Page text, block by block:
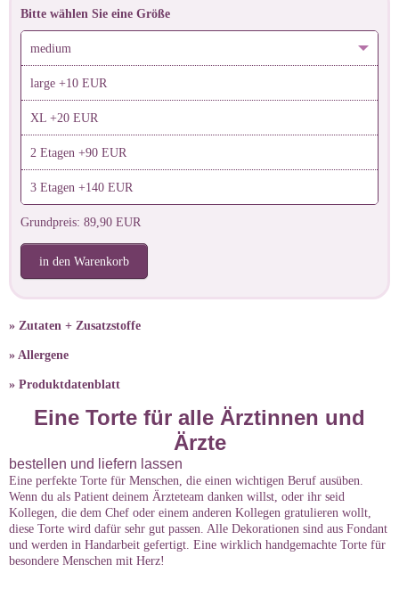
Bitte wählen Sie eine Größe
medium
large +10 EUR
XL +20 EUR
2 Etagen +90 EUR
3 Etagen +140 EUR
Grundpreis: 89,90 EUR
in den Warenkorb
» Zutaten + Zusatzstoffe
» Allergene
» Produktdatenblatt
Eine Torte für alle Ärztinnen und
Ärzte
bestellen und liefern lassen
Eine perfekte Torte für Menschen, die einen wichtigen Beruf ausüben.
Wenn du als Patient deinem Ärzteteam danken willst, oder ihr seid
Kollegen, die dem Chef oder einem anderen Kollegen gratulieren wollt,
diese Torte wird dafür sehr gut passen. Alle Dekorationen sind aus Fondant
und werden in Handarbeit gefertigt. Eine wirklich handgemachte Torte für
besondere Menschen mit Herz!